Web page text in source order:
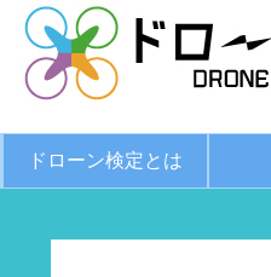
ドローン検定とは